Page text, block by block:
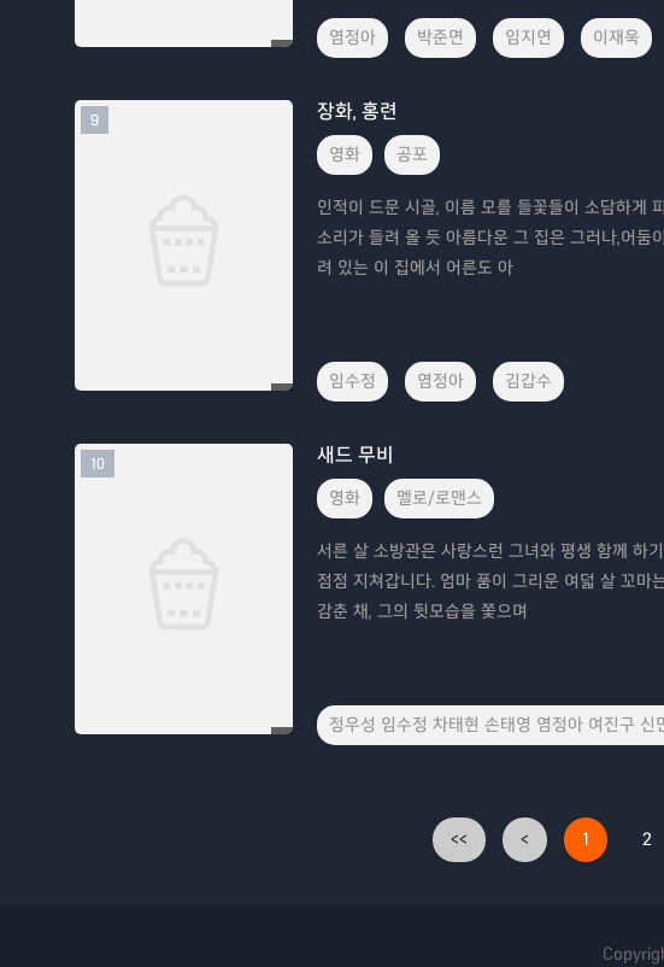
염정아 박준면 임지연 이재욱
9 장화, 홍련
영화 공포
인적이 드문 시골, 이름 모를 들꽃들이 소담하게
소리가 들려 올 듯 아름다운 그 집은 그러나,어둠
려 있는 이 집에서 어른도 아
임수정 염정아 김갑수
10 새드 무비
영화 멜로/로맨스
서른 살 소방관은 사랑스런 그녀와 평생 함께 하
점점 지쳐갑니다. 엄마 품이 그리운 여덟 살 꼬마
감춘 채, 그의 뒷모습을 쫓으며
정우성 임수정 차태현 손태영 염정아 여진구 신
<< < 1 2